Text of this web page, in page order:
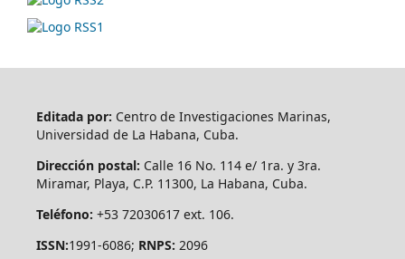
Editada por: Centro de Investigaciones Marinas,
Universidad de La Habana, Cuba.
Dirección postal: Calle 16 No. 114 e/ 1ra. y 3ra.
Miramar, Playa, C.P. 11300, La Habana, Cuba.
Teléfono: +53 72030617 ext. 106.
ISSN:1991-6086; RNPS: 2096